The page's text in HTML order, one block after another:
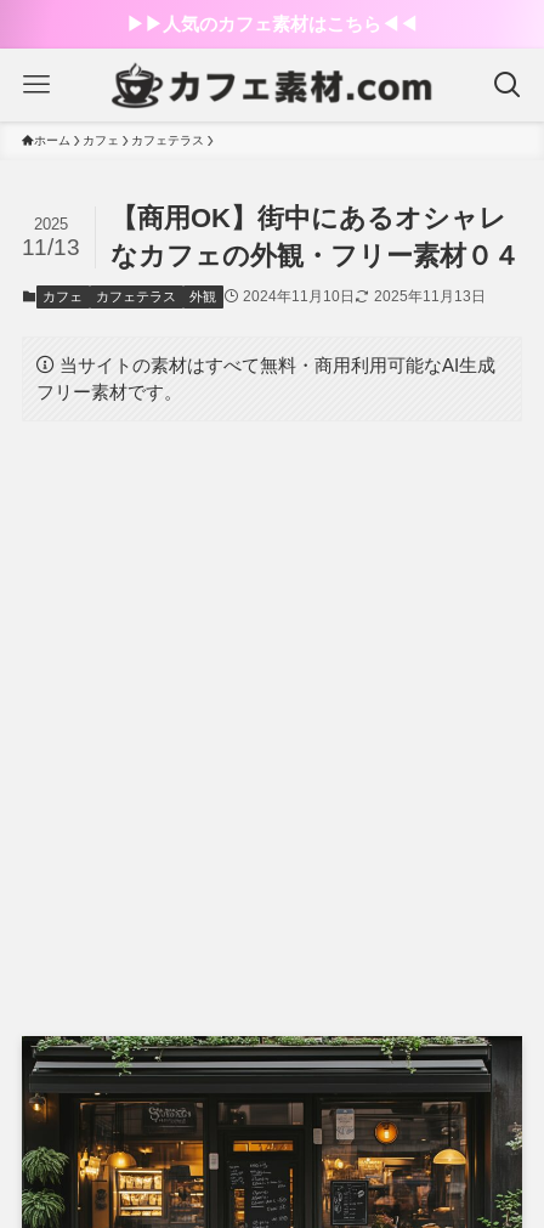
▶︎▶︎人気のカフェ素材はこちら◀︎◀︎
ホーム カフェ カフェテラス
【商用OK】街中にあるオシャレ
なカフェの外観・フリー素材０４
2025
11/13
カフェ カフェテラス 外観 2024年11月10日 2025年11月13日
当サイトの素材はすべて無料・商用利用可能なAI生成
フリー素材です。